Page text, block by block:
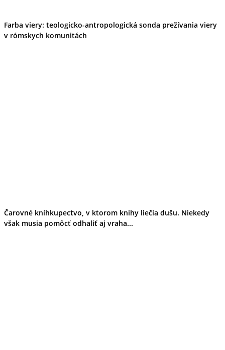
Farba viery: teologicko-antropologická sonda prežívania viery
v rómskych komunitách
Čarovné kníhkupectvo, v ktorom knihy liečia dušu. Niekedy
však musia pomôcť odhaliť aj vraha...